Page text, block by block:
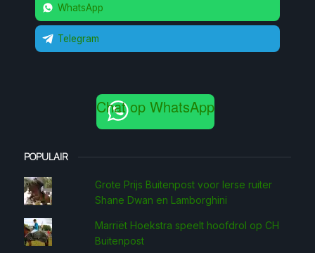
WhatsApp
Telegram
Chat op WhatsApp
POPULAIR
Grote Prijs Buitenpost voor Ierse ruiter
Shane Dwan en Lamborghini
Marriët Hoekstra speelt hoofdrol op CH
Buitenpost